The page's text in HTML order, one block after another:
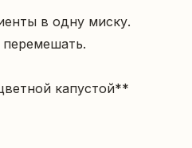
в одну миску.
капустой**